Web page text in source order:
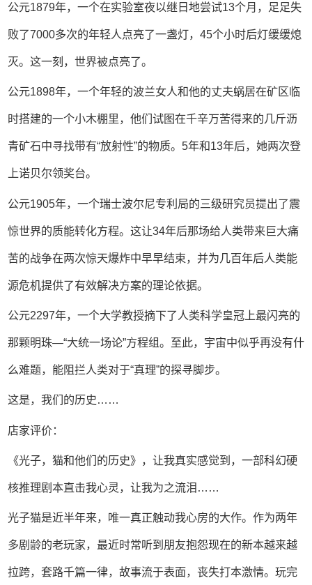
公元1879年，一个在实验室夜以继日地尝试13个月，足足失
败了7000多次的年轻人点亮了一盏灯，45个小时后灯缓缓熄
灭。这一刻，世界被点亮了。
公元1898年，一个年轻的波兰女人和他的丈夫蜗居在矿区临
时搭建的一个小木棚里，他们试图在千辛万苦得来的几斤沥
青矿石中寻找带有“放射性”的物质。5年和13年后，她两次登
上诺贝尔领奖台。
公元1905年，一个瑞士波尔尼专利局的三级研究员提出了震
惊世界的质能转化方程。这让34年后那场给人类带来巨大痛
苦的战争在两次惊天爆炸中早早结束，并为几百年后人类能
源危机提供了有效解决方案的理论依据。
公元2297年，一个大学教授摘下了人类科学皇冠上最闪亮的
那颗明珠—“大统一场论”方程组。至此，宇宙中似乎再没有什
么难题，能阻拦人类对于“真理”的探寻脚步。
这是，我们的历史……
店家评价：
《光子，猫和他们的历史》，让我真实感觉到，一部科幻硬
核推理剧本直击我心灵，让我为之流泪……
光子猫是近半年来，唯一真正触动我心房的大作。作为两年
多剧龄的老玩家，最近时常听到朋友抱怨现在的新本越来越
拉跨，套路千篇一律，故事流于表面，丧失打本激情。玩完